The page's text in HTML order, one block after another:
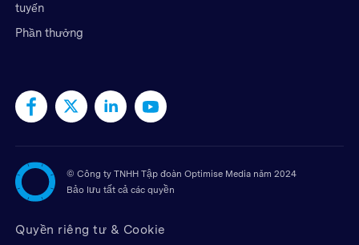
tuyến
Phần thưởng
© Công ty TNHH Tập đoàn Optimise Media năm 2024
Bảo lưu tất cả các quyền
Quyền riêng tư & Cookie